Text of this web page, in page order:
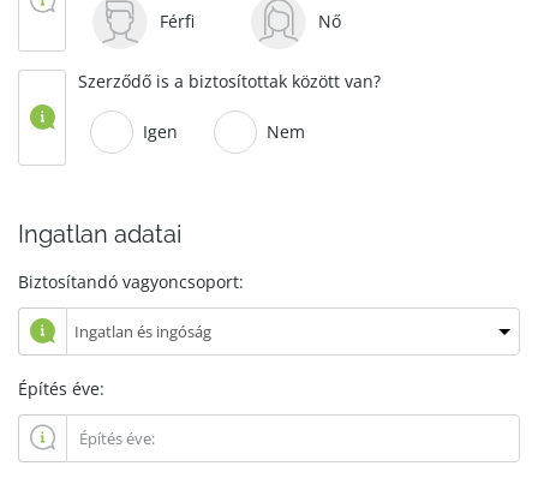
Férfi Nő
Szerződő is a biztosítottak között van?
Igen Nem
Ingatlan adatai
Biztosítandó vagyoncsoport:
Építés éve: